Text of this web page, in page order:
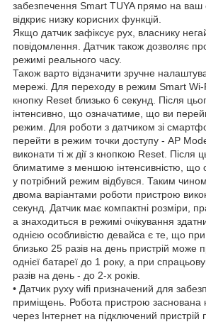
забезпечення Smart TUYA прямо на
відкриє низку корисних функцій.
Якщо датчик зафіксує рух, власнику
повідомлення. Датчик також дозволяє
режимі реального часу.
Також варто відзначити зручне
мережі. Для переходу в режим Smart Wi-
кнопку Reset близько 6 секунд. Після
інтенсивно, що означатиме, що ви
режим. Для роботи з датчиком зі
перейти в режим точки доступу - AP
виконати ті ж дії з кнопкою Reset. Після
блиматиме з меншою інтенсивністю, що
у потрібний режим відбувся. Таким
двома варіантами роботи пристрою
секунд. Датчик має компактні розміри,
а знаходиться в режимі очікування
однією особливістю девайса є те, що
близько 25 разів на день пристрій може
однієї батареї до 1 року, а при
разів на день - до 2-х років.
• Датчик руху wifi призначений для
приміщень. Робота пристрою заснована
через Інтернет на підключений пристрій